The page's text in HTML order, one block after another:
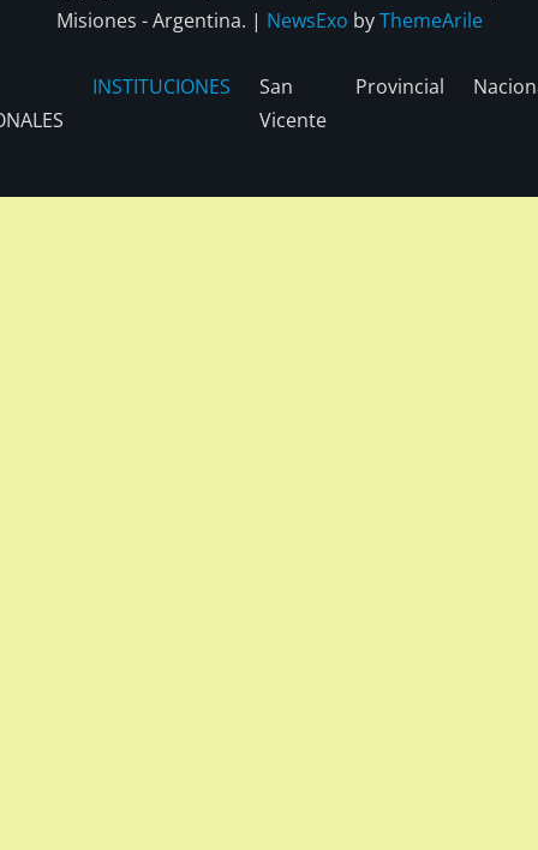
Misiones - Argentina. | NewsExo byThemeArile
INSTITUCIONES
San
Vicente
Provincial